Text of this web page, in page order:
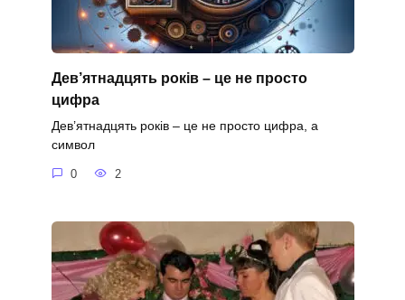
Дев’ятнадцять років – це не просто
цифра
Дев’ятнадцять років – це не просто цифра, а
символ
0 2